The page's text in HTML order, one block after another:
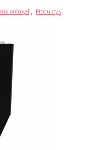
průmysl , Produkty s